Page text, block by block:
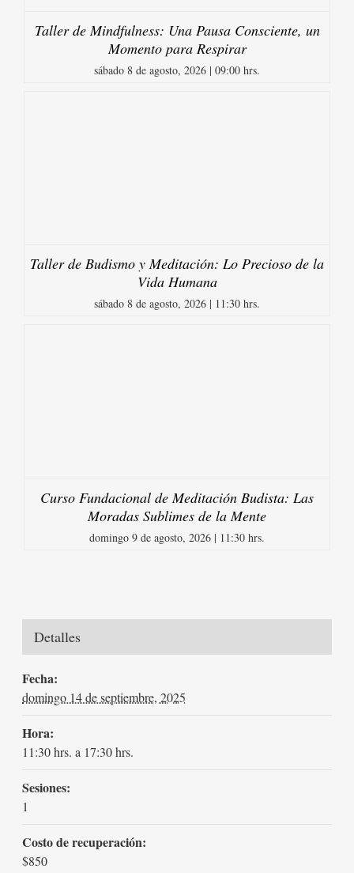
Taller de Mindfulness: Una Pausa Consciente, un
Momento para Respirar
sábado 8 de agosto, 2026 | 09:00 hrs.
Taller de Budismo y Meditación: Lo Precioso de la
Vida Humana
sábado 8 de agosto, 2026 | 11:30 hrs.
Curso Fundacional de Meditación Budista: Las
Moradas Sublimes de la Mente
domingo 9 de agosto, 2026 | 11:30 hrs.
Detalles
Fecha:
domingo 14 de septiembre, 2025
Hora:
11:30 hrs. a 17:30 hrs.
Sesiones:
1
Costo de recuperación:
$850